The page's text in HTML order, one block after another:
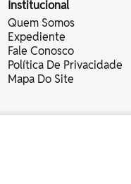
Institucional
Quem Somos
Expediente
Fale Conosco
Política De Privacidade
Mapa Do Site